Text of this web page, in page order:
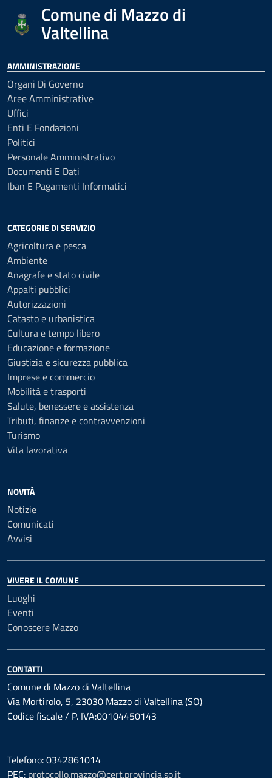
Comune di Mazzo di
Valtellina
AMMINISTRAZIONE
Organi Di Governo
Aree Amministrative
Uffici
Enti E Fondazioni
Politici
Personale Amministrativo
Documenti E Dati
Iban E Pagamenti Informatici
CATEGORIE DI SERVIZIO
Agricoltura e pesca
Ambiente
Anagrafe e stato civile
Appalti pubblici
Autorizzazioni
Catasto e urbanistica
Cultura e tempo libero
Educazione e formazione
Giustizia e sicurezza pubblica
Imprese e commercio
Mobilità e trasporti
Salute, benessere e assistenza
Tributi, finanze e contravvenzioni
Turismo
Vita lavorativa
NOVITÀ
Notizie
Comunicati
Avvisi
VIVERE IL COMUNE
Luoghi
Eventi
Conoscere Mazzo
CONTATTI
Comune di Mazzo di Valtellina
Via Mortirolo, 5, 23030 Mazzo di Valtellina (SO)
Codice fiscale / P. IVA:00104450143
Telefono: 0342861014
PEC: protocollo.mazzo@cert.provincia.so.it